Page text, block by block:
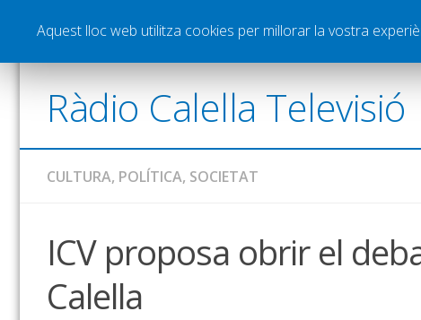
Notícies Esports Pòdcasts Vídeos Graella
Ràdio Calella Televisió
CULTURA, POLÍTICA, SOCIETAT
ICV proposa obrir el
Calella
Aquest lloc web utilitza cookies per millorar la vostra